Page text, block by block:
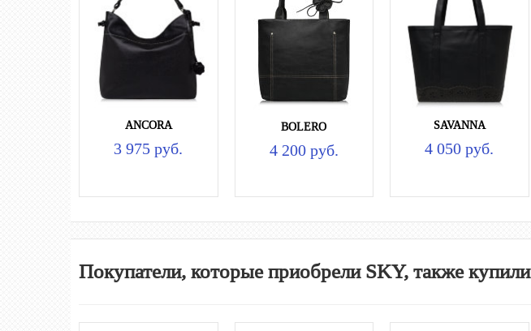
ANCORA
3 975 руб.
BOLERO
4 200 руб.
SAVANNA
4 050 руб.
Покупатели, которые приобрели SKY, также купили